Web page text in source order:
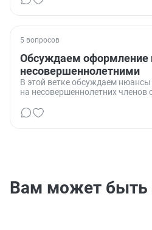
5 вопросов
Обсуждаем оформление
несовершеннолетними
В этой ветке обсуждаем
на несовершеннолетних членов
Вам может быть